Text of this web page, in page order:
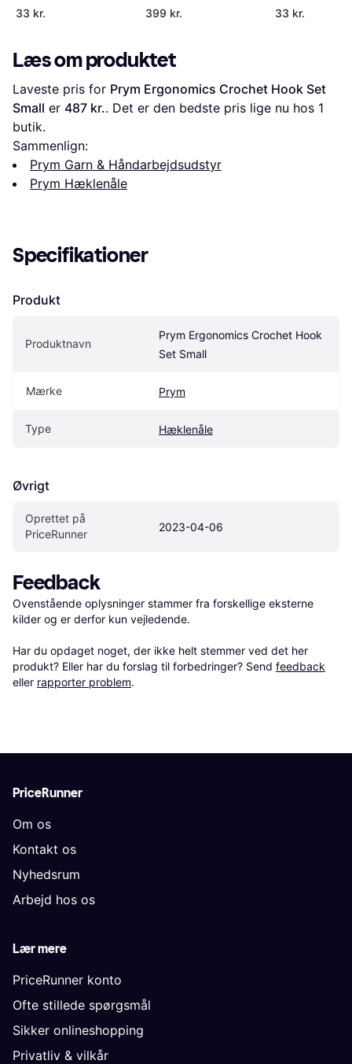
4.00mm
33 kr. 399 kr. 33 kr.
Læs om produktet
Laveste pris for Prym Ergonomics Crochet Hook Set
Small er 487 kr.. Det er den bedste pris lige nu hos 1
butik.
Sammenlign:
Prym Garn & Håndarbejdsudstyr
Prym Hæklenåle
Specifikationer
Produkt
Produktnavn
Prym Ergonomics Crochet Hook
Set Small
Mærke Prym
Type Hæklenåle
Øvrigt
Oprettet på
PriceRunner
2023-04-06
Feedback
Ovenstående oplysninger stammer fra forskellige eksterne
kilder og er derfor kun vejledende.
Har du opdaget noget, der ikke helt stemmer ved det her
produkt? Eller har du forslag til forbedringer? Send feedback
eller rapporter problem.
PriceRunner
Om os
Kontakt os
Nyhedsrum
Arbejd hos os
Lær mere
PriceRunner konto
Ofte stillede spørgsmål
Sikker onlineshopping
Privatliv & vilkår